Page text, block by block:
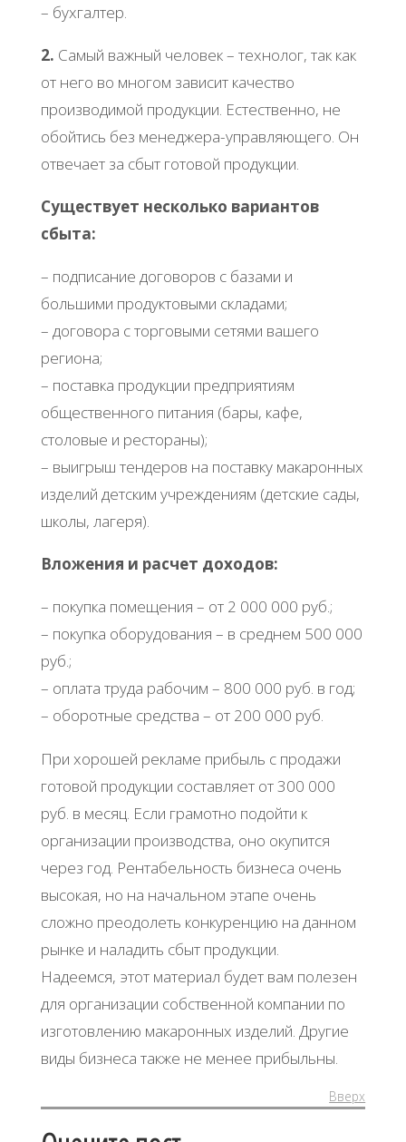
– бухгалтер.
2. Самый важный человек – технолог, так как
от него во многом зависит качество
производимой продукции. Естественно, не
обойтись без менеджера-управляющего. Он
отвечает за сбыт готовой продукции.
Существует несколько вариантов
сбыта:
– подписание договоров с базами и
большими продуктовыми складами;
– договора с торговыми сетями вашего
региона;
– поставка продукции предприятиям
общественного питания (бары, кафе,
столовые и рестораны);
– выигрыш тендеров на поставку макаронных
изделий детским учреждениям (детские сады,
школы, лагеря).
Вложения и расчет доходов:
– покупка помещения – от 2 000 000 руб.;
– покупка оборудования – в среднем 500 000
руб.;
– оплата труда рабочим – 800 000 руб. в год;
– оборотные средства – от 200 000 руб.
При хорошей рекламе прибыль с продажи
готовой продукции составляет от 300 000
руб. в месяц. Если грамотно подойти к
организации производства, оно окупится
через год. Рентабельность бизнеса очень
высокая, но на начальном этапе очень
сложно преодолеть конкуренцию на данном
рынке и наладить сбыт продукции.
Надеемся, этот материал будет вам полезен
для организации собственной компании по
изготовлению макаронных изделий. Другие
виды бизнеса также не менее прибыльны.
Вверх